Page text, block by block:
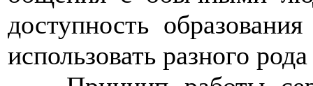
доступность
использовать разного